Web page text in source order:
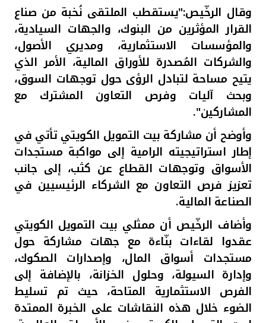
وقال الرخّيص:"يستقطب الملتقى نُخبة من صناع
القرار المؤثرين من البنوك، والجهات السيادية،
والمؤسسات الاستثمارية، ومديري الأصول،
والشركات المُصدرة للأوراق المالية، الأمر الذي
يتيح مساحة لتبادل الرؤى حول توجهات السوق،
وبحث آليات وفرص التعاون المشترك مع
المشاركين"
.
وأوضح أن مشاركة بيت التمويل الكويتي تأتي في
إطار استراتيجيته الرامية إلى مواكبة مستجدات
الأسواق وتوجهات القطاع عن كثب، إلى جانب
تعزيز فرص التعاون مع الشركاء الرئيسيين في
الصناعة المالية.
وأضاف الرخّيص أن ممثلي بيت التمويل الكويتي
عقدوا لقاءات بنّاءة مع جهات مشاركة حول
مستجدات أسواق المال، وإصدارات الصكوك،
وإدارة السيولة، وحلول الخزانة، بالإضافة إلى
الفرص الاستثمارية المتاحة، حيث تم تسليط
الضوء خلال هذه النقاشات على الخبرة الممتدة